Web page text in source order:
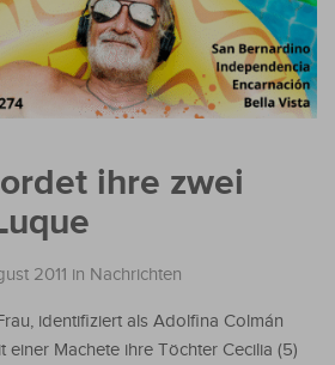
ihre zwei
2011 in Nachrichten
identifiziert als Adolfina Colmán
einer Machete ihre Töchter Cecilia (5)